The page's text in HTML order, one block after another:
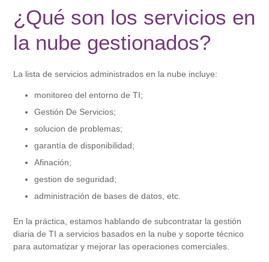
¿Qué son los servicios en
la nube gestionados?
La lista de servicios administrados en la nube incluye:
monitoreo del entorno de TI;
Gestión De Servicios;
solucion de problemas;
garantía de disponibilidad;
Afinación;
gestion de seguridad;
administración de bases de datos, etc.
En la práctica, estamos hablando de subcontratar la gestión
diaria de TI a servicios basados ​​en la nube y soporte técnico
para automatizar y mejorar las operaciones comerciales.